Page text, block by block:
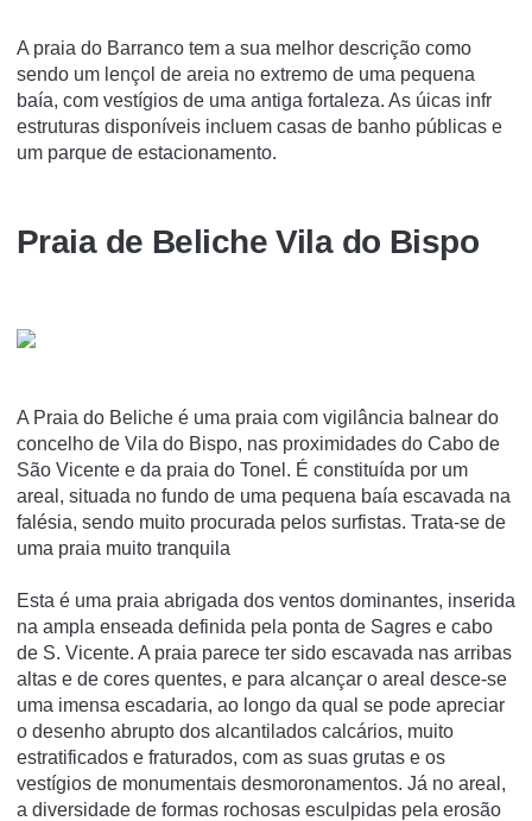
A praia do Barranco tem a sua melhor descrição como
sendo um lençol de areia no extremo de uma pequena
baía, com vestígios de uma antiga fortaleza. As úicas infr
estruturas disponíveis incluem casas de banho públicas e
um parque de estacionamento.
Praia de Beliche Vila do Bispo
A Praia do Beliche é uma praia com vigilância balnear do
concelho de Vila do Bispo, nas proximidades do Cabo de
São Vicente e da praia do Tonel. É constituída por um
areal, situada no fundo de uma pequena baía escavada na
falésia, sendo muito procurada pelos surfistas. Trata-se de
uma praia muito tranquila
Esta é uma praia abrigada dos ventos dominantes, inserida
na ampla enseada definida pela ponta de Sagres e cabo
de S. Vicente. A praia parece ter sido escavada nas arribas
altas e de cores quentes, e para alcançar o areal desce-se
uma imensa escadaria, ao longo da qual se pode apreciar
o desenho abrupto dos alcantilados calcários, muito
estratificados e fraturados, com as suas grutas e os
vestígios de monumentais desmoronamentos. Já no areal,
a diversidade de formas rochosas esculpidas pela erosão